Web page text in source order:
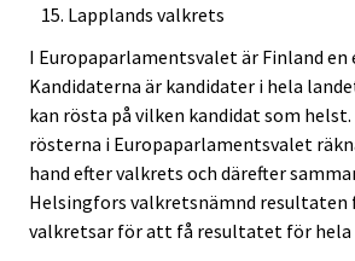
Lapplands valkrets
I Europaparlamentsvalet är Finland en
Kandidaterna är kandidater i hela
kan rösta på vilken kandidat som helst.
rösterna i Europaparlamentsvalet
hand efter valkrets och därefter
Helsingfors valkretsnämnd resultaten
valkretsar för att få resultatet för hela